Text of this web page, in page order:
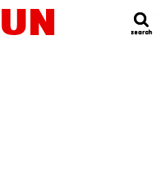
search
search
明日の運勢ランキング 今週の運勢